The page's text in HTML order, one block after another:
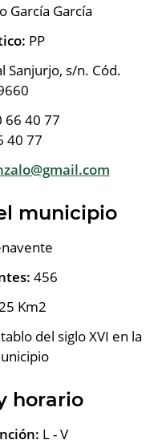
García García
PP
Sanjurjo, s/n. Cód.
66 40 77
40 77
municipio
456
Km2
del siglo XVI en la
horario
L - V